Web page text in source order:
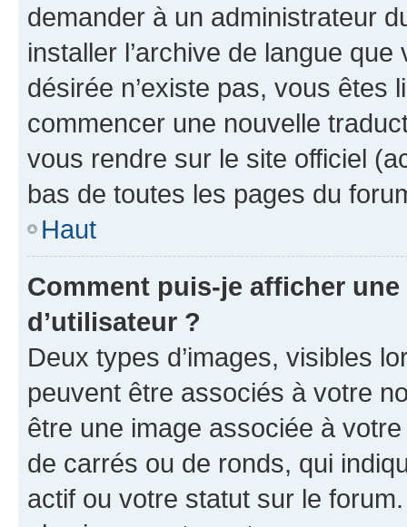
demander à un administrateur
installer l’archive de langue
désirée n’existe pas, vous êtes
commencer une nouvelle
vous rendre sur le site officiel
bas de toutes les pages du
Haut
Comment puis-je afficher
d’utilisateur ?
Deux types d’images, visibles
peuvent être associés à votre
être une image associée à
de carrés ou de ronds, qui
actif ou votre statut sur le